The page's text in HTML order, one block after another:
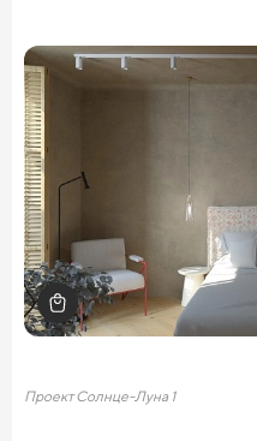
Проект Солнце-Луна 1